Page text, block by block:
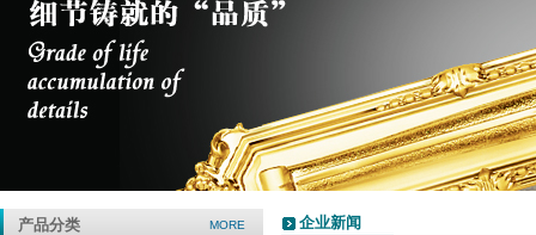
产品分类 MORE 企业新闻